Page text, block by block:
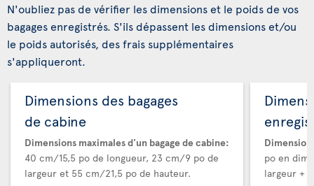
N'oubliez pas de vérifier les dimensions et le poids de vos
bagages enregistrés. S'ils dépassent les dimensions et/ou
le poids autorisés, des frais supplémentaires
s'appliqueront.
Dimensions des bagages
de cabine
Dimensions maximales d'un bagage de cabine:
40 cm/15,5 po de longueur, 23 cm/9 po de
largeur et 55 cm/21,5 po de hauteur.
po en
largeur +